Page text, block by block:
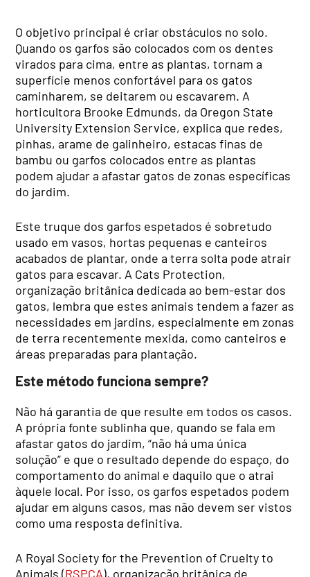
O objetivo principal é criar obstáculos no solo.
Quando os garfos são colocados com os dentes
virados para cima, entre as plantas, tornam a
superfície menos confortável para os gatos
caminharem, se deitarem ou escavarem. A
horticultora Brooke Edmunds, da Oregon State
University Extension Service, explica que redes,
pinhas, arame de galinheiro, estacas finas de
bambu ou garfos colocados entre as plantas
podem ajudar a afastar gatos de zonas específicas
do jardim.
Este truque dos garfos espetados é sobretudo
usado em vasos, hortas pequenas e canteiros
acabados de plantar, onde a terra solta pode atrair
gatos para escavar. A Cats Protection,
organização britânica dedicada ao bem-estar dos
gatos, lembra que estes animais tendem a fazer as
necessidades em jardins, especialmente em zonas
de terra recentemente mexida, como canteiros e
áreas preparadas para plantação.
Este método funciona sempre?
Não há garantia de que resulte em todos os casos.
A própria fonte sublinha que, quando se fala em
afastar gatos do jardim, “não há uma única
solução” e que o resultado depende do espaço, do
comportamento do animal e daquilo que o atrai
àquele local. Por isso, os garfos espetados podem
ajudar em alguns casos, mas não devem ser vistos
como uma resposta definitiva.
A Royal Society for the Prevention of Cruelty to
Animals (RSPCA), organização britânica de